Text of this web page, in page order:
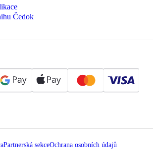
Čedok
Partnerská sekceOchrana osobních údajů